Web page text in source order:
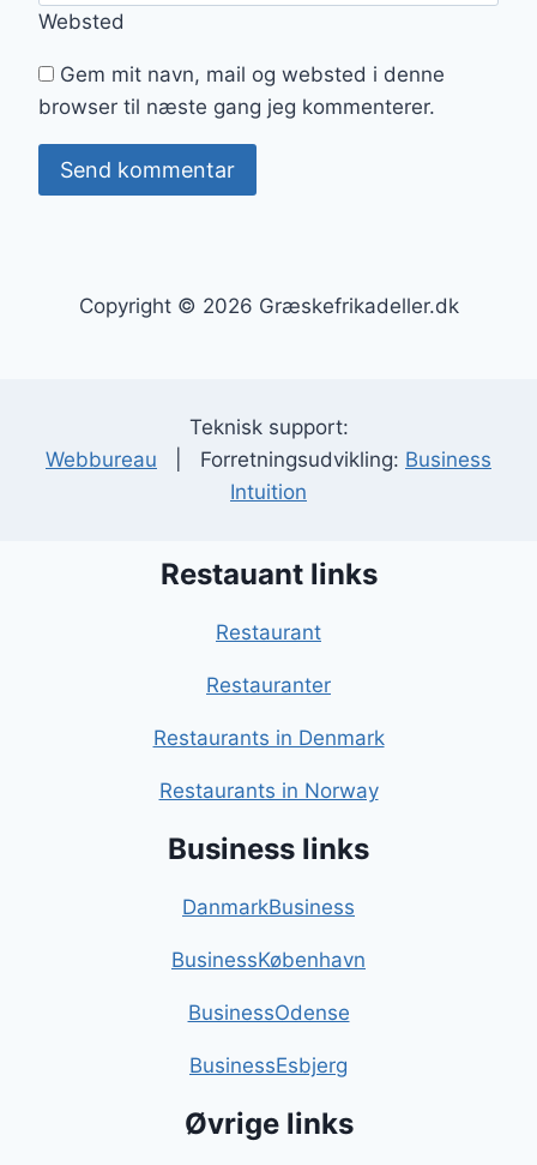
Websted
Gem mit navn, mail og websted i denne
browser til næste gang jeg kommenterer.
Copyright © 2026 Græskefrikadeller.dk
Teknisk support:
Webbureau | Forretningsudvikling: Business
Intuition
Restauant links
Restaurant
Restauranter
Restaurants in Denmark
Restaurants in Norway
Business links
DanmarkBusiness
BusinessKøbenhavn
BusinessOdense
BusinessEsbjerg
Øvrige links